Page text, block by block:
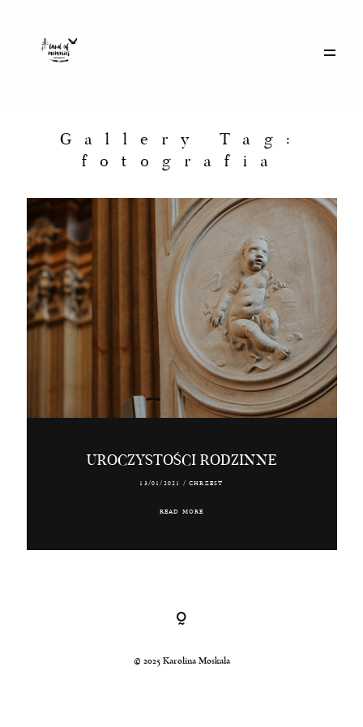
Gallery Tag:
fotografia
UROCZYSTOŚCI RODZINNE
13/01/2021 /CHRZEST
READ MORE
Historie
O mnie
Kontakt
Kraków, Polska, Świat
© 2024 Karolina Moskała
© 2025 Karolina Moskała